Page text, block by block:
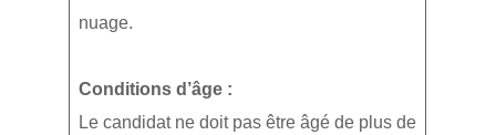
nuage.
Conditions d’âge :
Le candidat ne doit pas être âgé de plus de